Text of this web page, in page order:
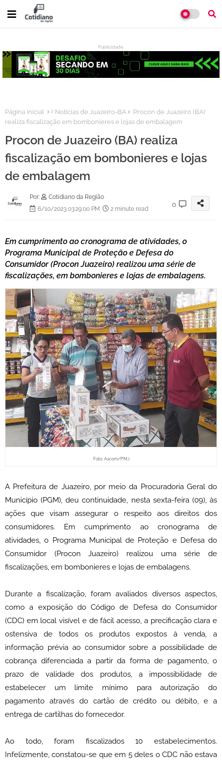
Publicidade:
:
Página inicial ᶻ Notícias de Juazeiro-BA
Procon de Juazeiro (BA)
realiza fiscalização em bombonieres e lojas de embalagem
Procon de Juazeiro (BA) realiza
fiscalização em bombonieres e lojas
de embalagem
Por:
Cotidiano da Região
6/10/2023 03:29:00 PM
2 minute read
0
Em cumprimento ao cronograma de atividades, o
Programa Municipal de Proteção e Defesa do
Consumidor (Procon Juazeiro) realizou uma série de
fiscalizações, em bombonieres e lojas de embalagens.
Foto: Ascom/PMJ
A Prefeitura de Juazeiro, por meio da Procuradoria Geral do
Município (PGM), deu continuidade, nesta sexta-feira (09), às
ações que visam assegurar o respeito aos direitos dos
consumidores. Em cumprimento ao cronograma de
atividades, o Programa Municipal de Proteção e Defesa do
Consumidor (Procon Juazeiro) realizou uma série de
fiscalizações, em bombonieres e lojas de embalagens.
Durante a fiscalização, foram avaliados diversos aspectos,
como a exposição do Código de Defesa do Consumidor
(CDC) em local visível e de fácil acesso, a precificação clara e
ostensiva de todos os produtos expostos à venda, a
informação prévia ao consumidor sobre a possibilidade de
cobrança diferenciada a partir da forma de pagamento, o
prazo de validade dos produtos, a impossibilidade de
estabelecer um limite mínimo para autorização do
pagamento através do cartão de crédito ou débito, e a
entrega de cartilhas do fornecedor.
Ao todo, foram fiscalizados 10 estabelecimentos.
Infelizmente, constatou-se que em 5 deles o CDC não estava